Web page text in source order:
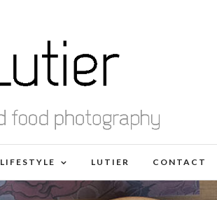
LIFESTYLE LUTIER CONTACT